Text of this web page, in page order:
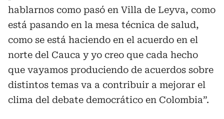
hablarnos como pasó en Villa de Leyva, como
está pasando en la mesa técnica de salud,
como se está haciendo en el acuerdo en el
norte del Cauca y yo creo que cada hecho
que vayamos produciendo de acuerdos sobre
distintos temas va a contribuir a mejorar el
clima del debate democrático en Colombia”.